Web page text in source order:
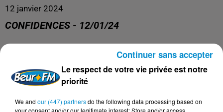
12 janvier 2024
CONFIDENCES - 12/01/24
Le respect de votre vie privée est notre
priorité
We and our (447) partnersdo the following data processing based on
your consent and/or our legitimate interest: Store and/or access
Continuer sans accepter